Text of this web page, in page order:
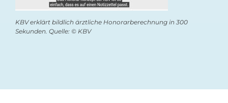
KBV erklärt bildlich ärztliche Honorarberechnung in 300
Sekunden. Quelle: © KBV